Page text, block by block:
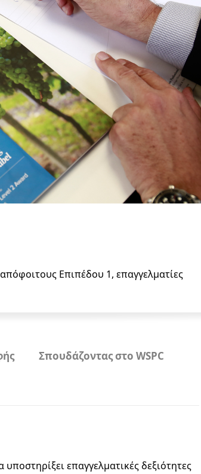
Επιπέδου 1, επαγγελματίες
Σπουδάζοντας στο WSPC
επαγγελματικές δεξιότητες